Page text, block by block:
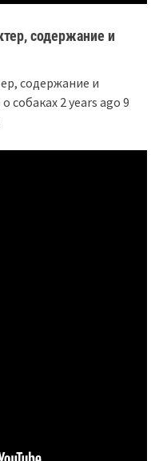
содержание и
содержание и
собаках 2 years ago 9